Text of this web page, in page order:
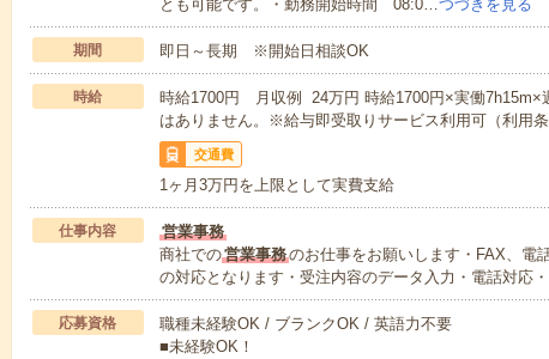
とも可能です。・勤務開始時間 08:0…つづきを見る
期間 即日～長期 ※開始日相談OK
時給
時給1700円 月収例 24万円 時給1700円×実働
はありません。※給与即受取りサービス利用可（利用条
交通費
1ヶ月3万円を上限として実費支給
仕事内容
営業事務
商社での営業事務のお仕事をお願いします・FAX、電
の対応となります・受注内容のデータ入力・電話対応
応募資格
職種未経験OK / ブランクOK / 英語力不要
■未経験OK！